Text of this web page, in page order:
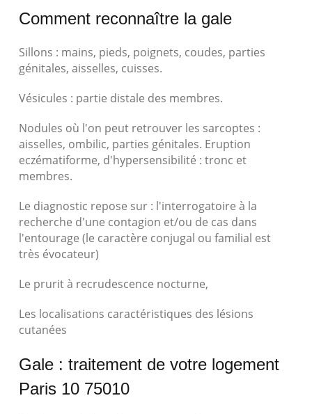
Comment reconnaître la gale
Sillons : mains, pieds, poignets, coudes, parties
génitales, aisselles, cuisses.
Vésicules : partie distale des membres.
Nodules où l'on peut retrouver les sarcoptes :
aisselles, ombilic, parties génitales. Eruption
eczématiforme, d'hypersensibilité : tronc et
membres.
Le diagnostic repose sur : l'interrogatoire à la
recherche d'une contagion et/ou de cas dans
l'entourage (le caractère conjugal ou familial est
très évocateur)
Le prurit à recrudescence nocturne,
Les localisations caractéristiques des lésions
cutanées
Gale : traitement de votre logement
Paris 10 75010